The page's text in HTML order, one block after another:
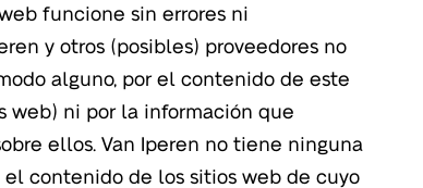
funcione sin errores ni
y otros (posibles) proveedores no
alguno, por el contenido de este
web) ni por la información que
ellos. Van Iperen no tiene ninguna
el contenido de los sitios web de cuyo